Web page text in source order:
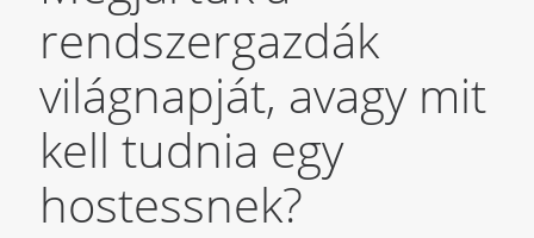
rendszergazdák
világnapját, avagy mit
kell tudnia egy
hostessnek?